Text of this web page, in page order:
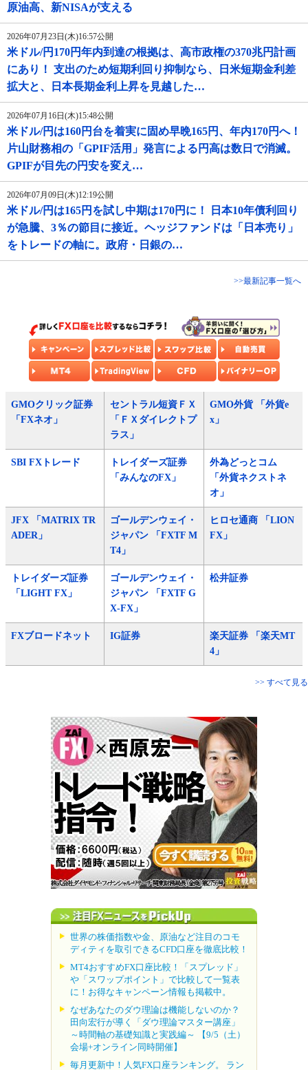
原油高、新NISAが支える
2026年07月23日(木)16:57公開
米ドル/円170円年内到達の根拠は、高市政権の370兆円計画
にあり！ 支出のため短期利回り抑制なら、日米短期金利差
拡大と、日本長期金利上昇を見越した…
2026年07月16日(木)15:48公開
米ドル/円は160円台を着実に固め早晩165円、年内170円へ！
片山財務相の「GPIF活用」発言による円高は数日で消滅。
GPIFが目先の円安を変え…
2026年07月09日(木)12:19公開
米ドル/円は165円を試し中期は170円に！ 日本10年債利回り
が急騰、3％の節目に接近。ヘッジファンドは「日本売り」
をトレードの軸に。政府・日銀の…
>>最新記事一覧へ
GMOクリック証券
「FXネオ」
セントラル短資ＦＸ
「ＦＸダイレクトプ
ラス」
GMO外貨 「外貨e
x」
SBI FXトレード
トレイダーズ証券
「みんなのFX」
外為どっとコム
「外貨ネクストネ
オ」
JFX 「MATRIX TR
ADER」
ゴールデンウェイ・
ジャパン 「FXTF M
T4」
ヒロセ通商 「LION
FX」
トレイダーズ証券
「LIGHT FX」
ゴールデンウェイ・
ジャパン 「FXTF G
X-FX」
松井証券
FXブロードネット IG証券
楽天証券 「楽天MT
4」
>> すべて見る
世界の株価指数や金、原油など注目のコモ
ディティを取引できるCFD口座を徹底比較！
MT4おすすめFX口座比較！「スプレッド」
や「スワップポイント」で比較して一覧表
に！お得なキャンペーン情報も掲載中。
なぜあなたのダウ理論は機能しないのか？
田向宏行が導く「ダウ理論マスター講座」
～時間軸の基礎知識と実践編～ 【9/5（土）
会場+オンライン同時開催】
毎月更新中！人気FX口座ランキング。 ラン